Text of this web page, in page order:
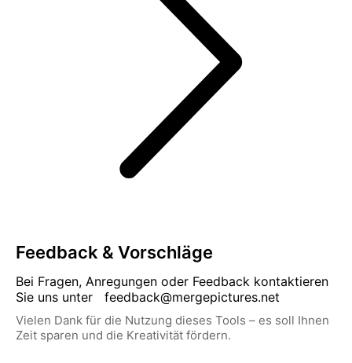
Feedback & Vorschläge
Bei Fragen, Anregungen oder Feedback kontaktieren
Sie uns unter
feedback@mergepictures.net
Vielen Dank für die Nutzung dieses Tools – es soll Ihnen
Zeit sparen und die Kreativität fördern.